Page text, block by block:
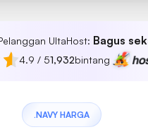
UltaHost: Bagus
4.9 / 51,932bintang
.NAVY HARGA